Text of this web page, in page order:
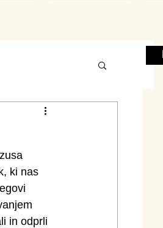
ki nas
in odprli